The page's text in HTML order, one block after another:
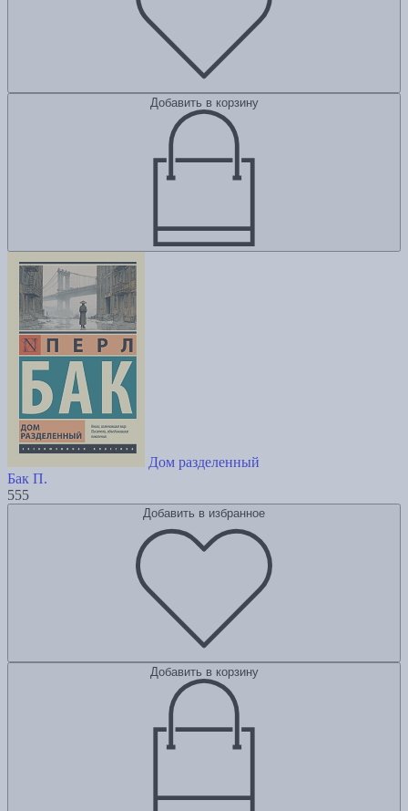
Добавить в корзину
Дом разделенный
Бак П.
555
Добавить в избранное
Добавить в корзину